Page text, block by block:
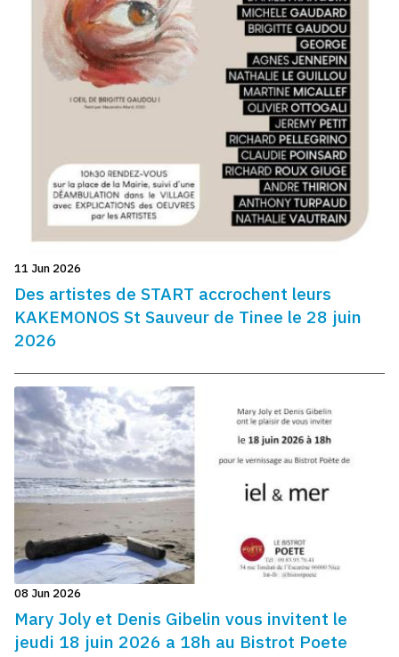
11 Jun 2026
Des artistes de START accrochent leurs
KAKEMONOS St Sauveur de Tinee le 28 juin
2026
08 Jun 2026
Mary Joly et Denis Gibelin vous invitent le
jeudi 18 juin 2026 a 18h au Bistrot Poete